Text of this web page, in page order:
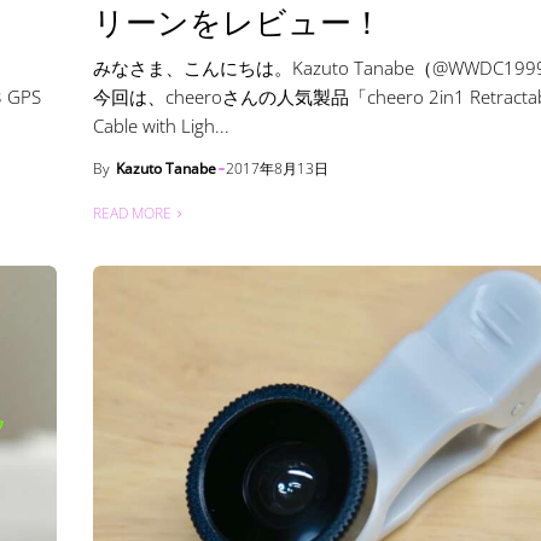
リーンをレビュー！
みなさま、こんにちは。Kazuto Tanabe（
今回は、cheeroさんの人気製品「cheero 2in1
Cable with Ligh...
By Kazuto Tanabe 2017年8月13日
READ MORE